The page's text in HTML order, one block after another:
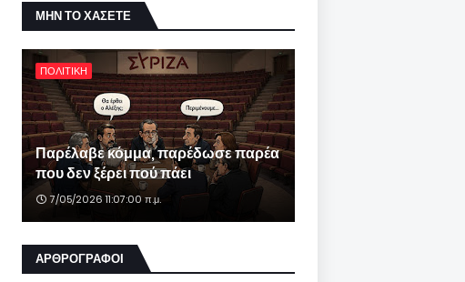
ΜΗΝ ΤΟ ΧΑΣΕΤΕ
ΠΟΛΙΤΙΚΗ
Παρέλαβε κόμμα, παρέδωσε παρέα
που δεν ξέρει πού πάει
7/05/2026 11:07:00 π.μ.
ΑΡΘΡΟΓΡΑΦΟΙ